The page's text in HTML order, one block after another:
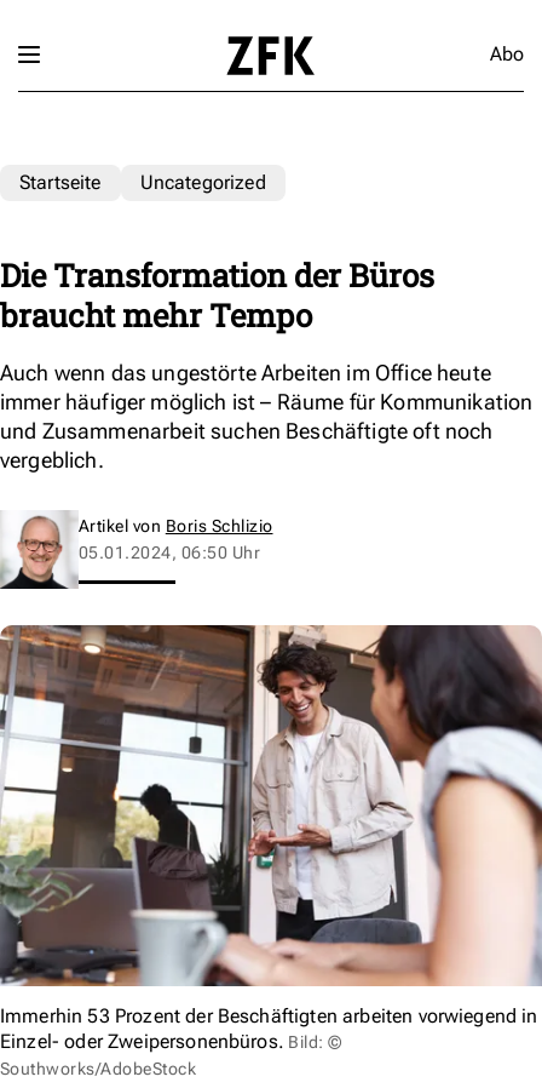
Abo
Startseite Uncategorized
Die Transformation der Büros
braucht mehr Tempo
Auch wenn das ungestörte Arbeiten im Office heute
immer häufiger möglich ist – Räume für Kommunikation
und Zusammenarbeit suchen Beschäftigte oft noch
vergeblich.
Artikel von Boris Schlizio
05.01.2024, 06:50 Uhr
Immerhin 53 Prozent der Beschäftigten arbeiten vorwiegend in
Einzel- oder Zweipersonenbüros. Bild: ©
Southworks/AdobeStock